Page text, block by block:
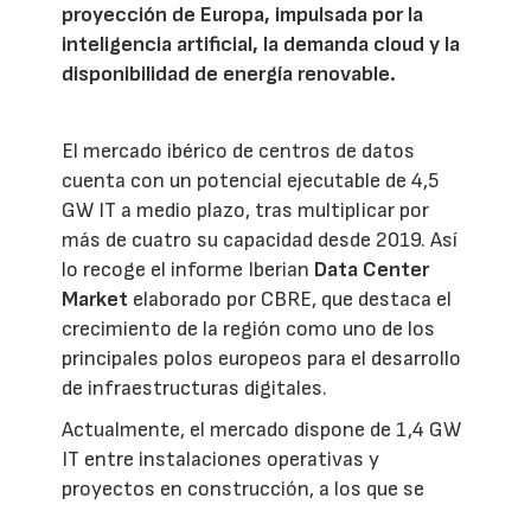
proyección de Europa, impulsada por la
inteligencia artificial, la demanda cloud y la
disponibilidad de energía renovable.
El mercado ibérico de centros de datos
cuenta con un potencial ejecutable de 4,5
GW IT a medio plazo, tras multiplicar por
más de cuatro su capacidad desde 2019. Así
lo recoge el informe Iberian Data Center
Market elaborado por CBRE, que destaca el
crecimiento de la región como uno de los
principales polos europeos para el desarrollo
de infraestructuras digitales.
Actualmente, el mercado dispone de 1,4 GW
IT entre instalaciones operativas y
proyectos en construcción, a los que se